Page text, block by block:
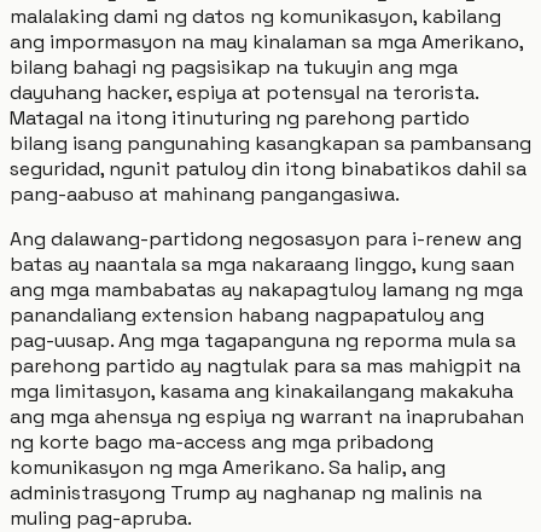
malalaking dami ng datos ng komunikasyon, kabilang
ang impormasyon na may kinalaman sa mga Amerikano,
bilang bahagi ng pagsisikap na tukuyin ang mga
dayuhang hacker, espiya at potensyal na terorista.
Matagal na itong itinuturing ng parehong partido
bilang isang pangunahing kasangkapan sa pambansang
seguridad, ngunit patuloy din itong binabatikos dahil sa
pang-aabuso at mahinang pangangasiwa.
Ang dalawang-partidong negosasyon para i-renew ang
batas ay naantala sa mga nakaraang linggo, kung saan
ang mga mambabatas ay nakapagtuloy lamang ng mga
panandaliang extension habang nagpapatuloy ang
pag-uusap. Ang mga tagapanguna ng reporma mula sa
parehong partido ay nagtulak para sa mas mahigpit na
mga limitasyon, kasama ang kinakailangang makakuha
ang mga ahensya ng espiya ng warrant na inaprubahan
ng korte bago ma-access ang mga pribadong
komunikasyon ng mga Amerikano. Sa halip, ang
administrasyong Trump ay naghanap ng malinis na
muling pag-apruba.